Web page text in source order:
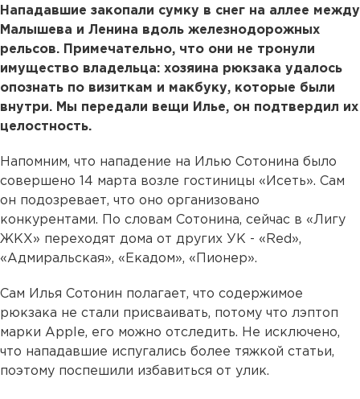
Нападавшие закопали сумку в снег на аллее между
Малышева и Ленина вдоль железнодорожных
рельсов. Примечательно, что они не тронули
имущество владельца: хозяина рюкзака удалось
опознать по визиткам и макбуку, которые были
внутри. Мы передали вещи Илье, он подтвердил их
целостность.
Напомним, что нападение на Илью Сотонина было
совершено 14 марта возле гостиницы «Исеть». Сам
он подозревает, что оно организовано
конкурентами. По словам Сотонина, сейчас в «Лигу
ЖКХ» переходят дома от других УК - «Red»,
«Адмиральская», «Екадом», «Пионер».
Сам Илья Сотонин полагает, что содержимое
рюкзака не стали присваивать, потому что лэптоп
марки Apple, его можно отследить. Не исключено,
что нападавшие испугались более тяжкой статьи,
поэтому поспешили избавиться от улик.